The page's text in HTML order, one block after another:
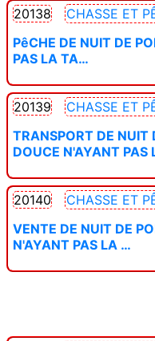
20138
CHASSE ET
PêCHE DE NUIT DE
PAS LA TA…
20139
CHASSE ET
TRANSPORT DE NUIT
DOUCE N'AYANT PAS
20140
CHASSE ET
VENTE DE NUIT DE
N'AYANT PAS LA …